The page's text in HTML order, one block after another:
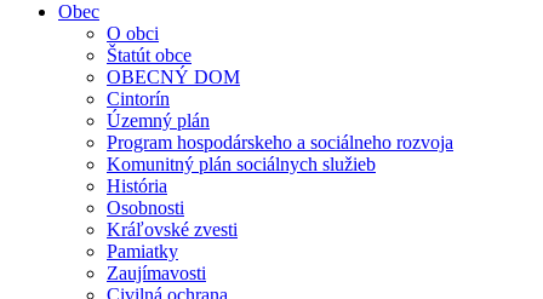
Obec
O obci
Štatút obce
OBECNÝ DOM
Cintorín
Územný plán
Program hospodárskeho a sociálneho rozvoja
Komunitný plán sociálnych služieb
História
Osobnosti
Kráľovské zvesti
Pamiatky
Zaujímavosti